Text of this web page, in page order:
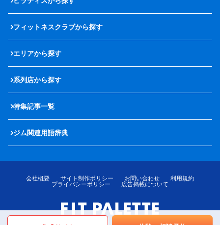
フィットネスクラブから探す
エリアから探す
系列店から探す
特集記事一覧
ジム関連用語辞典
会社概要 サイト制作ポリシー お問い合わせ
利用規約
プライバシーポリシー
広告掲載について